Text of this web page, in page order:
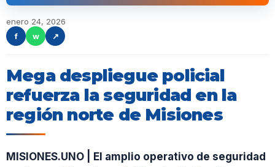
enero 24, 2026
f
w ↗
Mega despliegue policial
refuerza la seguridad en la
región norte de Misiones
MISIONES.UNO | El amplio operativo de seguridad